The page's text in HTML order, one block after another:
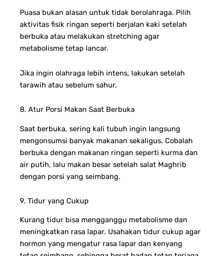
Puasa bukan alasan untuk tidak berolahraga. Pilih
aktivitas fisik ringan seperti berjalan kaki setelah
berbuka atau melakukan stretching agar
metabolisme tetap lancar.
Jika ingin olahraga lebih intens, lakukan setelah
tarawih atau sebelum sahur.
8. Atur Porsi Makan Saat Berbuka
Saat berbuka, sering kali tubuh ingin langsung
mengonsumsi banyak makanan sekaligus. Cobalah
berbuka dengan makanan ringan seperti kurma dan
air putih, lalu makan besar setelah salat Maghrib
dengan porsi yang seimbang.
9. Tidur yang Cukup
Kurang tidur bisa mengganggu metabolisme dan
meningkatkan rasa lapar. Usahakan tidur cukup agar
hormon yang mengatur rasa lapar dan kenyang